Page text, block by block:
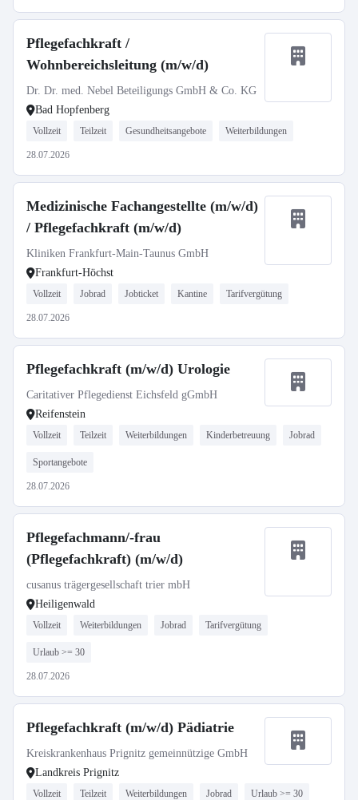
Pflegefachkraft /
Wohnbereichsleitung (m/w/d)
Dr. Dr. med. Nebel Beteiligungs GmbH & Co. KG
Bad Hopfenberg
Vollzeit Teilzeit Gesundheitsangebote Weiterbildungen
28.07.2026
Medizinische Fachangestellte (m/w/d)
/ Pflegefachkraft (m/w/d)
Kliniken Frankfurt-Main-Taunus GmbH
Frankfurt-Höchst
Vollzeit Jobrad Jobticket Kantine Tarifvergütung
28.07.2026
Pflegefachkraft (m/w/d) Urologie
Caritativer Pflegedienst Eichsfeld gGmbH
Reifenstein
Vollzeit Teilzeit Weiterbildungen Kinderbetreuung Jobrad
Sportangebote
28.07.2026
Pflegefachmann/-frau
(Pflegefachkraft) (m/w/d)
cusanus trägergesellschaft trier mbH
Heiligenwald
Vollzeit Weiterbildungen Jobrad Tarifvergütung
Urlaub >= 30
28.07.2026
Pflegefachkraft (m/w/d) Pädiatrie
Kreiskrankenhaus Prignitz gemeinnützige GmbH
Landkreis Prignitz
Vollzeit Teilzeit Weiterbildungen Jobrad Urlaub >= 30